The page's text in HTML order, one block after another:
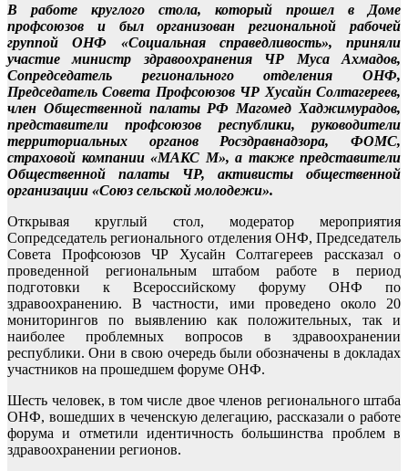
В работе круглого стола, который прошел в Доме
профсоюзов и был организован региональной рабочей
группой ОНФ «Социальная справедливость», приняли
участие министр здравоохранения ЧР Муса Ахмадов,
Сопредседатель регионального отделения ОНФ,
Председатель Совета Профсоюзов ЧР Хусайн Солтагереев,
член Общественной палаты РФ Магомед Хаджимурадов,
представители профсоюзов республики, руководители
территориальных органов Росздравнадзора, ФОМС,
страховой компании «МАКС М», а также представители
Общественной палаты ЧР, активисты общественной
организации «Союз сельской молодежи».
Открывая круглый стол, модератор мероприятия
Сопредседатель регионального отделения ОНФ, Председатель
Совета Профсоюзов ЧР Хусайн Солтагереев рассказал о
проведенной региональным штабом работе в период
подготовки к Всероссийскому форуму ОНФ по
здравоохранению. В частности, ими проведено около 20
мониторингов по выявлению как положительных, так и
наиболее проблемных вопросов в здравоохранении
республики. Они в свою очередь были обозначены в докладах
участников на прошедшем форуме ОНФ.
Шесть человек, в том числе двое членов регионального штаба
ОНФ, вошедших в чеченскую делегацию, рассказали о работе
форума и отметили идентичность большинства проблем в
здравоохранении регионов.